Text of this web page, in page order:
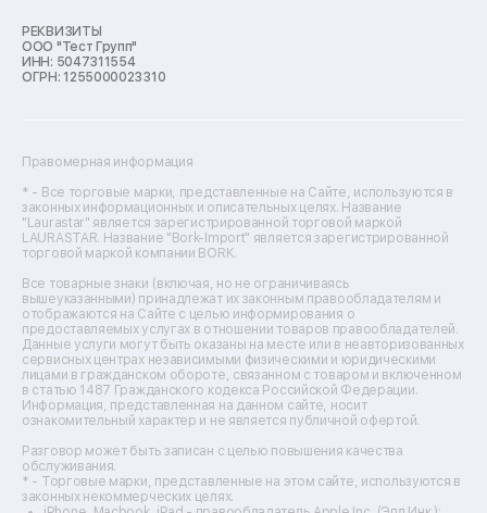
Ремонт морозильных камер
Ремонт отпаривателей
Ремонт плоттеров
Ремонт фенов
Ремонт цифровых биноклей
Ремонт тепловизоров
Ремонт массажных кресел
Ремонт водонагревателей
Ремонт вытяжек
Ремонт источников бесперебойного питания
Ремонт пароварок
Ремонт микшерных пультов
Ремонт dj-пультов
Ремонт кухонных плит
Ремонт стедикамов
Ремонт оптических прицелов
Ремонт электровелосипедов
Ремонт видеокамер
Ремонт эхолотов
Ремонт 3d-принтеров
Ремонт прицелов ночного видения
РЕКВИЗИТЫ
ООО "Тест Групп"
ИНН: 5047311554
ОГРН: 1255000023310
Правомерная информация
* - Все торговые марки, представленные на Сайте, используются в
законных информационных и описательных целях. Название
"Laurastar" является зарегистрированной торговой маркой
LAURASTAR. Название "Bork-Import" является зарегистрированной
торговой маркой компании BORK.
Все товарные знаки (включая, но не ограничиваясь
вышеуказанными) принадлежат их законным правообладателям и
отображаются на Сайте с целью информирования о
предоставляемых услугах в отношении товаров правообладателей.
Данные услуги могут быть оказаны на месте или в неавторизованных
сервисных центрах независимыми физическими и юридическими
лицами в гражданском обороте, связанном с товаром и включенном
в статью 1487 Гражданского кодекса Российской Федерации.
Информация, представленная на данном сайте, носит
ознакомительный характер и не является публичной офертой.
Разговор может быть записан с целью повышения качества
обслуживания.
* - Торговые марки, представленные на этом сайте, используются в
законных некоммерческих целях.